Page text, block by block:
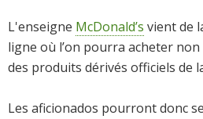
L'enseigne McDonald’s vient de
ligne où l’on pourra acheter
des produits dérivés officiels de
Les aficionados pourront donc